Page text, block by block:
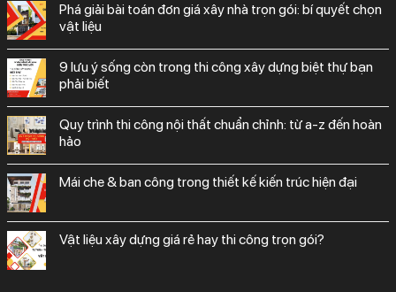
phá giải bài toán đơn giá xây nhà trọn gói: bí quyết chọn
vật liệu
9 lưu ý sống còn trong thi công xây dựng biệt thự bạn
phải biết
quy trình thi công nội thất chuẩn chỉnh: từ a-z đến hoàn
hảo
mái che & ban công trong thiết kế kiến trúc hiện đại
vật liệu xây dựng giá rẻ hay thi công trọn gói?